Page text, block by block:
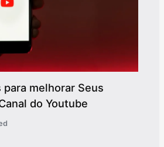
para melhorar Seus
do Youtube